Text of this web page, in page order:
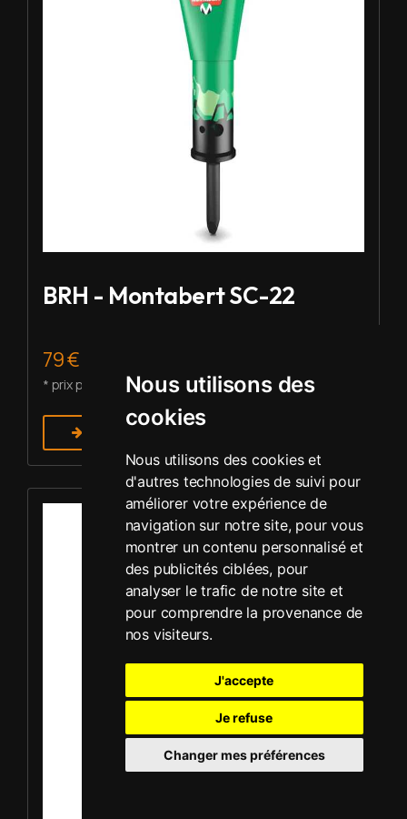
Nous utilisons des
cookies
Nous utilisons des cookies et
d'autres technologies de suivi pour
améliorer votre expérience de
navigation sur notre site, pour vous
montrer un contenu personnalisé et
des publicités ciblées, pour
analyser le trafic de notre site et
pour comprendre la provenance de
nos visiteurs.
J'accepte
Je refuse
Changer mes préférences
BRH - Montabert SC-22
79 € HT/j.
* prix pour 2 à 5 j de location
Louer Plaque vibrante - Mikasa MVC-F60R